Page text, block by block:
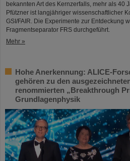
bekannten Art des Kernzerfalls, mehr als 40
Pfützner ist langjähriger wissenschaftlicher
GSI/FAIR. Die Experimente zur Entdeckung
Fragmentseparator FRS durchgeführt.
Mehr »
Hohe Anerkennung: ALICE-
gehören zu den
renommierten „Breakthrough
Grundlagenphysik